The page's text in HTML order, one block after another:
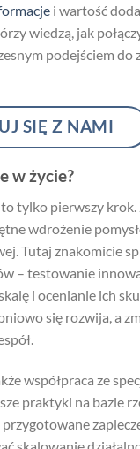
i wartość
wiedzą, jak
podejściem do
SIĘ Z NAMI
w życie?
tylko pierwszy krok.
wdrożenie
Tutaj znakomicie
– testowanie
i ocenianie ich
się rozwija, a
współpraca ze
praktyki na bazie
przygotowane
skalowanie